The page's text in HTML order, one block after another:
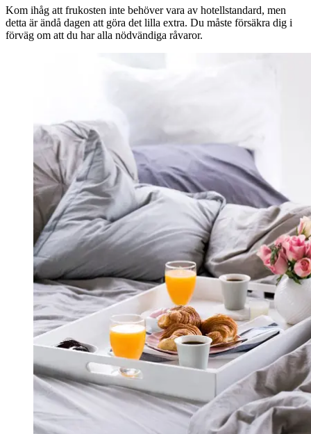
Kom ihåg att frukosten inte behöver vara av hotellstandard, men
detta är ändå dagen att göra det lilla extra. Du måste försäkra dig i
förväg om att du har alla nödvändiga råvaror.